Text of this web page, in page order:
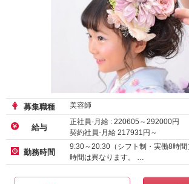
募集職種 美容師
給与
正社員-月給 : 220605 ～292000円
契約社員-月給 217931 円～
アルバイト・パート-時給 1200円～
勤務時間
9:30～20:30（シフト制・実働8時
時間は異なります。 …